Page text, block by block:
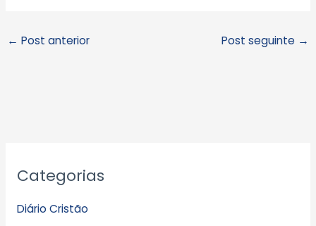
← Post anterior Post seguinte →
Categorias
Diário Cristão
r